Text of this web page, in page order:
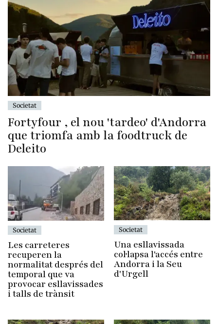
Societat
Fortyfour , el nou 'tardeo' d'Andorra
que triomfa amb la foodtruck de
Deleito
Societat
Les carreteres
recuperen la
normalitat després del
temporal que va
provocar esllavissades
i talls de trànsit
Societat
Una esllavissada
col·lapsa l'accés entre
Andorra i la Seu
d'Urgell